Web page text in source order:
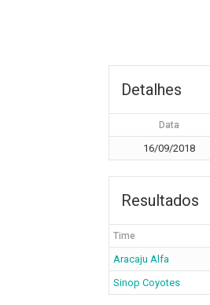
Detalhes
Data
16/09/2018
Resultados
Time
Aracaju Alfa
Sinop Coyotes